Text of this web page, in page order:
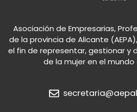
Asociación de Empresarias,
de la provincia de Alicante
el fin de representar, gestionar y
de la mujer en el mundo